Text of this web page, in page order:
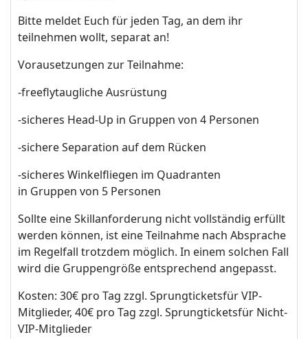
Bitte meldet Euch für jeden Tag, an dem ihr
teilnehmen wollt, separat an!
Vorausetzungen zur Teilnahme:
-freeflytaugliche Ausrüstung
-sicheres Head-Up in Gruppen von 4 Personen
-sichere Separation auf dem Rücken
-sicheres Winkelfliegen im Quadranten
in Gruppen von 5 Personen
Sollte eine Skillanforderung nicht vollständig erfüllt
werden können, ist eine Teilnahme nach Absprache
im Regelfall trotzdem möglich. In einem solchen Fall
wird die Gruppengröße entsprechend angepasst.
Kosten: 30€ pro Tag zzgl. Sprungticketsfür VIP-
Mitglieder, 40€ pro Tag zzgl. Sprungticketsfür Nicht-
VIP-Mitglieder